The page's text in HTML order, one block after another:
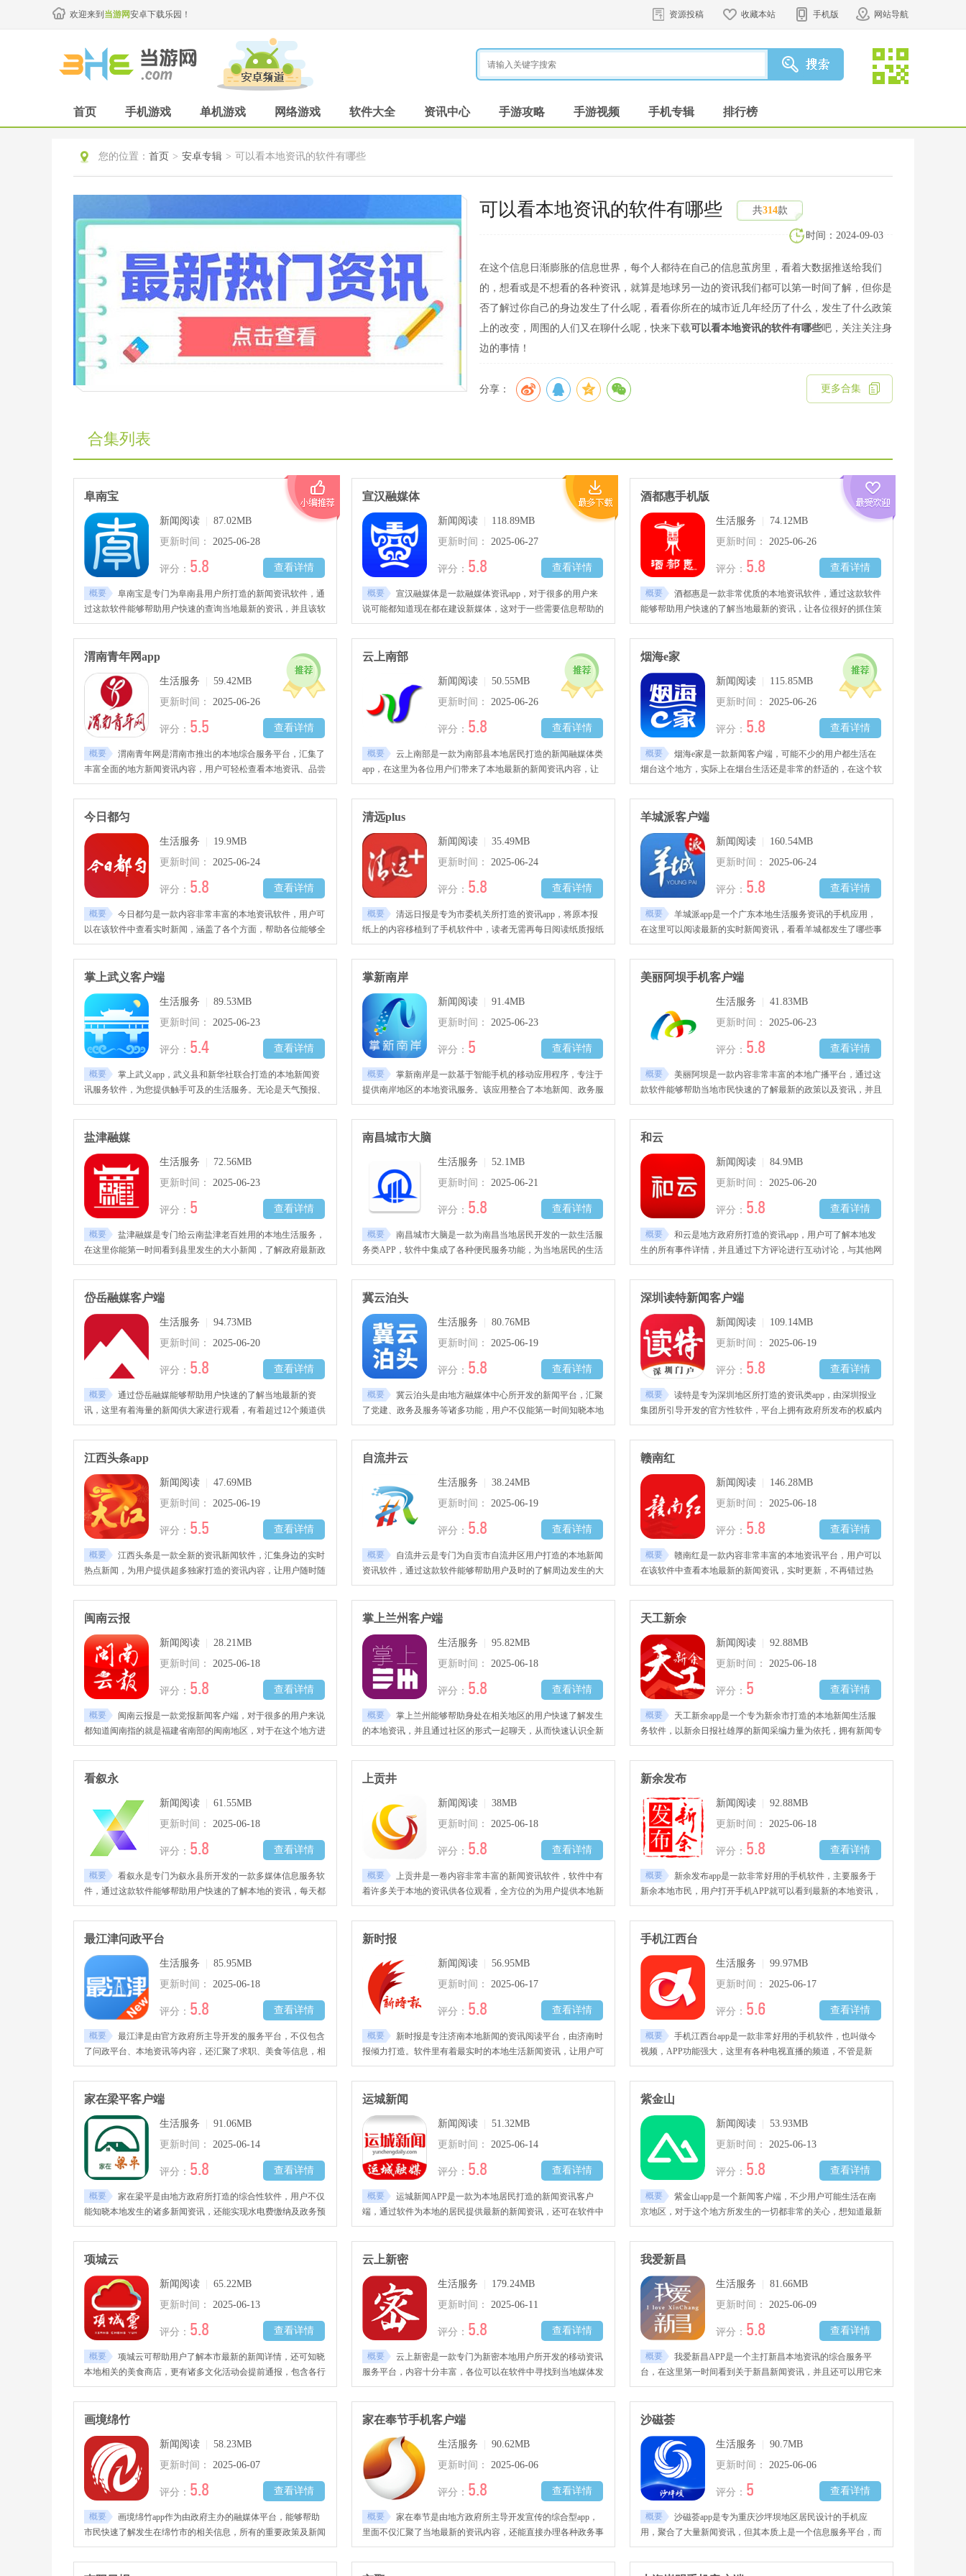
欢迎来到 当游网安卓下载乐园！ 资源投稿 收藏本站 手机版 网站导航
首页 手机游戏 单机游戏 网络游戏 软件大全 资讯中心 手游攻略 手游视频 手机专辑 排行榜
您的位置： 首页 > 安卓专辑 > 可以看本地资讯的软件有哪些
可以看本地资讯的软件有哪些 共314款
时间：2024-09-03
在这个信息日渐膨胀的信息世界，每个人都待在自己的信息茧房里，看着大数据推送给我们
的，想看或是不想看的各种资讯，就算是地球另一边的资讯我们都可以第一时间了解，但你是
否了解过你自己的身边发生了什么呢，看看你所在的城市近几年经历了什么，发生了什么政策
上的改变，周围的人们又在聊什么呢，快来下载可以看本地资讯的软件有哪些吧，关注关注身
边的事情！
分享： 更多合集
合集列表
阜南宝
新闻阅读
87.02MB
更新时间：
2025-06-28
查看详情
评分： 5.8
概要
阜南宝是专门为阜南县用户所打造的新闻资讯软件，通
过这款软件能够帮助用户快速的查询当地最新的资讯，并且该软
件更是有着行政划分，将各个乡镇的新闻划到对应的分区当中.
宣汉融媒体
新闻阅读
118.89MB
更新时间：
2025-06-27
查看详情
评分： 5.8
概要
宣汉融媒体是一款融媒体资讯app，对于很多的用户来
说可能都知道现在都在建设新媒体，这对于一些需要信息帮助的
用户还是非常的有用的。
酒都惠手机版
生活服务
74.12MB
更新时间：
2025-06-26
查看详情
评分： 5.8
概要
酒都惠是一款非常优质的本地资讯软件，通过这款软件
能够帮助用户快速的了解当地最新的资讯，让各位很好的抓住策
略，同时该软件中还内置了商城，各位可以在这里买到全国各地
的特产。
渭南青年网app
生活服务
59.42MB
更新时间：
2025-06-26
查看详情
评分： 5.5
概要
渭南青年网是渭南市推出的本地综合服务平台，汇集了
丰富全面的地方新闻资讯内容，用户可轻松查看本地资讯、品尝
本地美食，参与本地活动，确保第一时间获取当地各类大小事
件。
云上南部
新闻阅读
50.55MB
更新时间：
2025-06-26
查看详情
评分： 5.8
概要
云上南部是一款为南部县本地居民打造的新闻融媒体类
app，在这里为各位用户们带来了本地最新的新闻资讯内容，让
你不会错过本地的讯息。
烟海e家
新闻阅读
115.85MB
更新时间：
2025-06-26
查看详情
评分： 5.8
概要
烟海e家是一款新闻客户端，可能不少的用户都生活在
烟台这个地方，实际上在烟台生活还是非常的舒适的，在这个软
件之中，用户将会看到很多有关当地的资讯。
今日都匀
生活服务
19.9MB
更新时间：
2025-06-24
查看详情
评分： 5.8
概要
今日都匀是一款内容非常丰富的本地资讯软件，用户可
以在该软件中查看实时新闻，涵盖了各个方面，帮助各位能够全
面了解本地的各种时事。
清远plus
新闻阅读
35.49MB
更新时间：
2025-06-24
查看详情
评分： 5.8
概要
清远日报是专为市委机关所打造的资讯app，将原本报
纸上的内容移植到了手机软件中，读者无需再每日阅读纸质报纸
即可知晓最新的地方政策详情。
羊城派客户端
新闻阅读
160.54MB
更新时间：
2025-06-24
查看详情
评分： 5.8
概要
羊城派app是一个广东本地生活服务资讯的手机应用，
在这里可以阅读最新的实时新闻资讯，看看羊城都发生了哪些事
情，并且还有相关的政府服务，在这里可以进行交通、医疗等方
便的便民服务
掌上武义客户端
生活服务
89.53MB
更新时间：
2025-06-23
查看详情
评分： 5.4
概要
掌上武义app，武义县和新华社联合打造的本地新闻资
讯服务软件，为您提供触手可及的生活服务。无论是天气预报、
常用电话、农历黄历，还是查快递、汽车票、火车票，您需要的
生活服务都在这里。
掌新南岸
新闻阅读
91.4MB
更新时间：
2025-06-23
查看详情
评分： 5
概要
掌新南岸是一款基于智能手机的移动应用程序，专注于
提供南岸地区的本地资讯服务。该应用整合了本地新闻、政务服
务、周边查询、在线活动等内容，为南岸居民提供更便捷的服务
体验。
美丽阿坝手机客户端
生活服务
41.83MB
更新时间：
2025-06-23
查看详情
评分： 5.8
概要
美丽阿坝是一款内容非常丰富的本地广播平台，通过这
款软件能够帮助当地市民快速的了解最新的政策以及资讯，并且
针对独特的场景有着非常详细的姐好啊，让游客随时随地都能够
了解美丽的阿坝州。
盐津融媒
生活服务
72.56MB
更新时间：
2025-06-23
查看详情
评分： 5
概要
盐津融媒是专门给云南盐津老百姓用的本地生活服务，
在这里你能第一时间看到县里发生的大小新闻，了解政府最新政
策。想办事也方便，不用跑窗口
南昌城市大脑
生活服务
52.1MB
更新时间：
2025-06-21
查看详情
评分： 5.8
概要
南昌城市大脑是一款为南昌当地居民开发的一款生活服
务类APP，软件中集成了各种便民服务功能，为当地居民的生活
提供各种快捷方便的服务。
和云
新闻阅读
84.9MB
更新时间：
2025-06-20
查看详情
评分： 5.8
概要
和云是地方政府所打造的资讯app，用户可了解本地发
生的所有事件详情，并且通过下方评论进行互动讨论，与其他网
民一起交流事件的起因经过结果。
岱岳融媒客户端
生活服务
94.73MB
更新时间：
2025-06-20
查看详情
评分： 5.8
概要
通过岱岳融媒能够帮助用户快速的了解当地最新的资
讯，这里有着海量的新闻供大家进行观看，有着超过12个频道供
大家进行选择，同时各位还可以在该软件中办理各种事务。
冀云泊头
生活服务
80.76MB
更新时间：
2025-06-19
查看详情
评分： 5.8
概要
冀云泊头是由地方融媒体中心所开发的新闻平台，汇聚
了党建、政务及服务等诸多功能，用户不仅能第一时间知晓本地
事件，还能在手机上办理事项。
深圳读特新闻客户端
新闻阅读
109.14MB
更新时间：
2025-06-19
查看详情
评分： 5.8
概要
读特是专为深圳地区所打造的资讯类app，由深圳报业
集团所引导开发的官方性软件，平台上拥有政府所发布的权威内
容。
江西头条app
新闻阅读
47.69MB
更新时间：
2025-06-19
查看详情
评分： 5.5
概要
江西头条是一款全新的资讯新闻软件，汇集身边的实时
热点新闻，为用户提供超多独家打造的资讯内容，让用户随时随
地掌握当地最新资讯，足不出户即可了解新鲜事。
自流井云
生活服务
38.24MB
更新时间：
2025-06-19
查看详情
评分： 5.8
概要
自流井云是专门为自贡市自流井区用户打造的本地新闻
资讯软件，通过这款软件能够帮助用户及时的了解周边发生的大
小事情，同时这款软件将新闻推送、直播、互动论坛、在线报道
等服务融为了一体。
赣南红
新闻阅读
146.28MB
更新时间：
2025-06-18
查看详情
评分： 5.8
概要
赣南红是一款内容非常丰富的本地资讯平台，用户可以
在该软件中查看本地最新的新闻资讯，实时更新，不再错过热
点，同时还为用户提供了天气预报、公交线路查询等。
闽南云报
新闻阅读
28.21MB
更新时间：
2025-06-18
查看详情
评分： 5.8
概要
闽南云报是一款党报新闻客户端，对于很多的用户来说
都知道闽南指的就是福建省南部的闽南地区，对于在这个地方进
行生活的人们可能会需要这款软件。
掌上兰州客户端
生活服务
95.82MB
更新时间：
2025-06-18
查看详情
评分： 5.8
概要
掌上兰州能够帮助身处在相关地区的用户快速了解发生
的本地资讯，并且通过社区的形式一起聊天，从而快速认识全新
的朋友。
天工新余
新闻阅读
92.88MB
更新时间：
2025-06-18
查看详情
评分： 5
概要
天工新余app是一个专为新余市打造的本地新闻生活服
务软件，以新余日报社雄厚的新闻采编力量为依托，拥有新闻专
业技术人员和计算机网络技术人员
看叙永
新闻阅读
61.55MB
更新时间：
2025-06-18
查看详情
评分： 5.8
概要
看叙永是专门为叙永县所开发的一款多媒体信息服务软
件，通过这款软件能够帮助用户快速的了解本地的资讯，每天都
在更新，为各位打造了一个丰富的新闻平台。
上贡井
新闻阅读
38MB
更新时间：
2025-06-18
查看详情
评分： 5.8
概要
上贡井是一卷内容非常丰富的新闻资讯软件，软件中有
着许多关于本地的资讯供各位观看，全方位的为用户提供本地新
闻和生活资讯，同时该软件还支持线上办理各种事务，如水电费
缴纳等等。
新余发布
新闻阅读
92.88MB
更新时间：
2025-06-18
查看详情
评分： 5.8
概要
新余发布app是一款非常好用的手机软件，主要服务于
新余本地市民，用户打开手机APP就可以看到最新的本地资讯，
让你足不出户也可以了解到大大小小的事情。
最江津问政平台
生活服务
85.95MB
更新时间：
2025-06-18
查看详情
评分： 5.8
概要
最江津是由官方政府所主导开发的服务平台，不仅包含
了问政平台、本地资讯等内容，还汇聚了求职、美食等信息，相
关的政策变动会第一时间发布到平台上。
新时报
新闻阅读
56.95MB
更新时间：
2025-06-17
查看详情
评分： 5.8
概要
新时报是专注济南本地新闻的资讯阅读平台，由济南时
报倾力打造。软件里有着最实时的本地生活新闻资讯，让用户可
以第一时间了解济南发生的新闻实时。
手机江西台
生活服务
99.97MB
更新时间：
2025-06-17
查看详情
评分： 5.6
概要
手机江西台app是一款非常好用的手机软件，也叫做今
视频，APP功能强大，这里有各种电视直播的频道，不管是新
闻，还是综艺等都应有尽有，你可以根据自己的喜好来选择。
家在梁平客户端
生活服务
91.06MB
更新时间：
2025-06-14
查看详情
评分： 5.8
概要
家在梁平是由地方政府所打造的综合性软件，用户不仅
能知晓本地发生的诸多新闻资讯，还能实现水电费缴纳及政务预
约等操作，在手机上即可完成诸多事项。
运城新闻
新闻阅读
51.32MB
更新时间：
2025-06-14
查看详情
评分： 5.8
概要
运城新闻APP是一款为本地居民打造的新闻资讯客户
端，通过软件为本地的居民提供最新的新闻资讯，还可在软件中
获取本地的名声、文旅等信息。
紫金山
新闻阅读
53.93MB
更新时间：
2025-06-13
查看详情
评分： 5.8
概要
紫金山app是一个新闻客户端，不少用户可能生活在南
京地区，对于这个地方所发生的一切都非常的关心，想知道最新
的动态，这款软件会第一时间更新本地的新闻和资讯。
项城云
新闻阅读
65.22MB
更新时间：
2025-06-13
查看详情
评分： 5.8
概要
项城云可帮助用户了解本市最新的新闻详情，还可知晓
本地相关的美食商店，更有诸多文化活动会提前通报，包含各行
各业的资讯详情，需要的项城人快来下载体验吧。
云上新密
生活服务
179.24MB
更新时间：
2025-06-11
查看详情
评分： 5.8
概要
云上新密是一款专门为新密本地用户所开发的移动资讯
服务平台，内容十分丰富，各位可以在软件中寻找到当地媒体发
布的最新资讯。
我爱新昌
生活服务
81.66MB
更新时间：
2025-06-09
查看详情
评分： 5.8
概要
我爱新昌APP是一个主打新昌本地资讯的综合服务平
台，在这里第一时间看到关于新昌新闻资讯，并且还可以用它来
看电视节目、听广播等等。同时软件还内置了许多便民服务功
能，可以用它来查看本地天气
画境绵竹
新闻阅读
58.23MB
更新时间：
2025-06-07
查看详情
评分： 5.8
概要
画境绵竹app作为由政府主办的融媒体平台，能够帮助
市民快速了解发生在绵竹市的相关信息，所有的重要政策及新闻
都会第一时间在此通报。
家在奉节手机客户端
生活服务
90.62MB
更新时间：
2025-06-06
查看详情
评分： 5.8
概要
家在奉节是由地方政府所主导开发宣传的综合型app，
里面不仅汇聚了当地最新的资讯内容，还能直接办理各种政务事
项，无需出门即可解决各种事项。
沙磁荟
生活服务
90.7MB
更新时间：
2025-06-06
查看详情
评分： 5
概要
沙磁荟app是专为重庆沙坪坝地区居民设计的手机应
用，聚合了大量新闻资讯，但其本质上是一个信息服务平台，而
非传统意义上的媒体。将政府信息与社会新闻结合